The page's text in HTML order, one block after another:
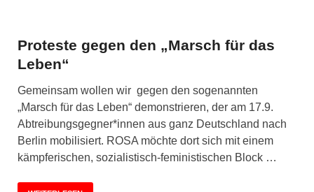
Proteste gegen den „Marsch für das
Leben“
Gemeinsam wollen wir gegen den sogenannten
„Marsch für das Leben“ demonstrieren, der am 17.9.
Abtreibungsgegner*innen aus ganz Deutschland nach
Berlin mobilisiert. ROSA möchte dort sich mit einem
kämpferischen, sozialistisch-feministischen Block …